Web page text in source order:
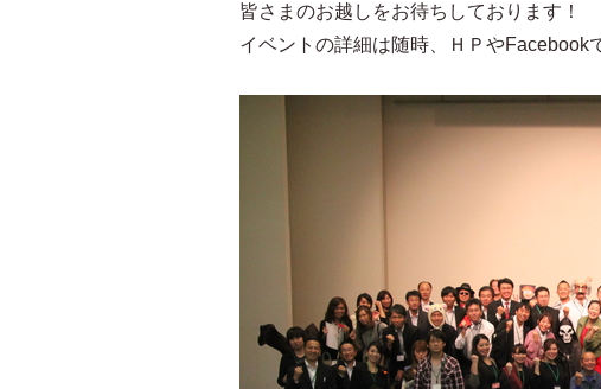
皆さまのお越しをお待ちしております！
イベントの詳細は随時、ＨＰやFacebook